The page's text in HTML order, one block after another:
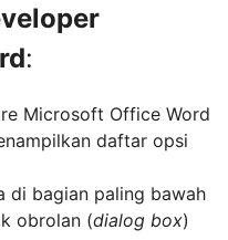
:
Microsoft Office Word
daftar opsi
di bagian paling bawah
obrolan (dialog box)